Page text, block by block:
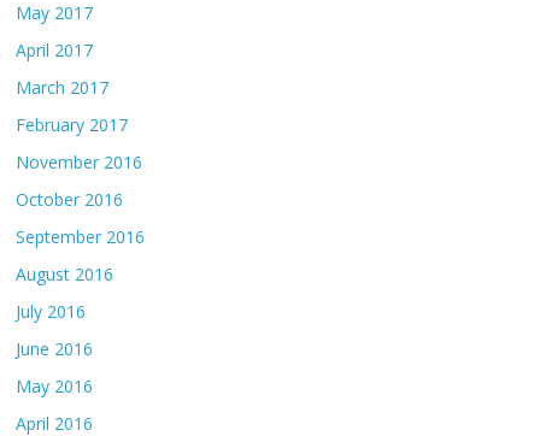
May 2017
April 2017
March 2017
February 2017
November 2016
October 2016
September 2016
August 2016
July 2016
June 2016
May 2016
April 2016